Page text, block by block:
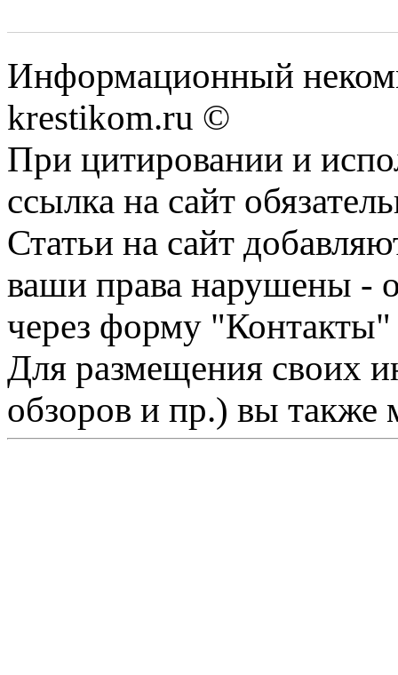
Информационный
krestikom.ru ©
При цитировании и
ссылка на сайт
Статьи на сайт
ваши права нарушены -
через форму "Контакты"
Для размещения своих
обзоров и пр.) вы также